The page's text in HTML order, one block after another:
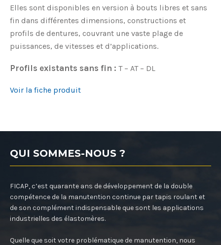
Elles sont disponibles en version à bouts libres et sans
fin dans différentes dimensions, constructions et
profils de dentures, couvrant une vaste plage de
puissances, de vitesses et d’applications.
Profils existants sans fin : T – AT – DL
Voir la fiche produit
QUI SOMMES-NOUS ?
FICAP, c’est quarante ans de développement de la double
compétence de la manutention continue par tapis roulant et
de son complément indispensable que sont les applications
industrielles des élastomères.
Quelle que soit votre problématique de manutention, nous